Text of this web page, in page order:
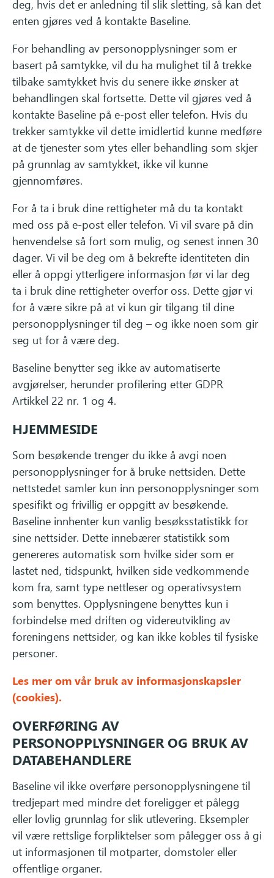
deg, hvis det er anledning til slik sletting, så kan det
enten gjøres ved å kontakte Baseline.
For behandling av personopplysninger som er
basert på samtykke, vil du ha mulighet til å trekke
tilbake samtykket hvis du senere ikke ønsker at
behandlingen skal fortsette. Dette vil gjøres ved å
kontakte Baseline på e-post eller telefon. Hvis du
trekker samtykke vil dette imidlertid kunne medføre
at de tjenester som ytes eller behandling som skjer
på grunnlag av samtykket, ikke vil kunne
gjennomføres.
For å ta i bruk dine rettigheter må du ta kontakt
med oss på e-post eller telefon. Vi vil svare på din
henvendelse så fort som mulig, og senest innen 30
dager. Vi vil be deg om å bekrefte identiteten din
eller å oppgi ytterligere informasjon før vi lar deg
ta i bruk dine rettigheter overfor oss. Dette gjør vi
for å være sikre på at vi kun gir tilgang til dine
personopplysninger til deg – og ikke noen som gir
seg ut for å være deg.
Baseline benytter seg ikke av automatiserte
avgjørelser, herunder profilering etter GDPR
Artikkel 22 nr. 1 og 4.
HJEMMESIDE
Som besøkende trenger du ikke å avgi noen
personopplysninger for å bruke nettsiden. Dette
nettstedet samler kun inn personopplysninger som
spesifikt og frivillig er oppgitt av besøkende.
Baseline innhenter kun vanlig besøksstatistikk for
sine nettsider. Dette innebærer statistikk som
genereres automatisk som hvilke sider som er
lastet ned, tidspunkt, hvilken side vedkommende
kom fra, samt type nettleser og operativsystem
som benyttes. Opplysningene benyttes kun i
forbindelse med driften og videreutvikling av
foreningens nettsider, og kan ikke kobles til fysiske
personer.
Les mer om vår bruk av informasjonskapsler
(cookies).
OVERFØRING AV
PERSONOPPLYSNINGER OG BRUK AV
DATABEHANDLERE
Baseline vil ikke overføre personopplysningene til
tredjepart med mindre det foreligger et pålegg
eller lovlig grunnlag for slik utlevering. Eksempler
vil være rettslige forpliktelser som pålegger oss å gi
ut informasjonen til motparter, domstoler eller
offentlige organer.